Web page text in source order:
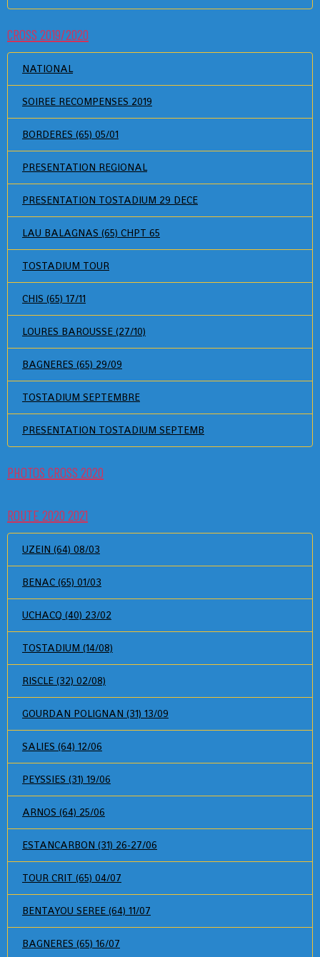
CROSS 2019/2020
NATIONAL
SOIREE RECOMPENSES 2019
BORDERES (65) 05/01
PRESENTATION REGIONAL
PRESENTATION TOSTADIUM 29 DECE
LAU BALAGNAS (65) CHPT 65
TOSTADIUM TOUR
CHIS (65) 17/11
LOURES BAROUSSE (27/10)
BAGNERES (65) 29/09
TOSTADIUM SEPTEMBRE
PRESENTATION TOSTADIUM SEPTEMB
PHOTOS CROSS 2020
ROUTE 2020 2021
UZEIN (64) 08/03
BENAC (65) 01/03
UCHACQ (40) 23/02
TOSTADIUM (14/08)
RISCLE (32) 02/08)
GOURDAN POLIGNAN (31) 13/09
SALIES (64) 12/06
PEYSSIES (31) 19/06
ARNOS (64) 25/06
ESTANCARBON (31) 26-27/06
TOUR CRIT (65) 04/07
BENTAYOU SEREE (64) 11/07
BAGNERES (65) 16/07